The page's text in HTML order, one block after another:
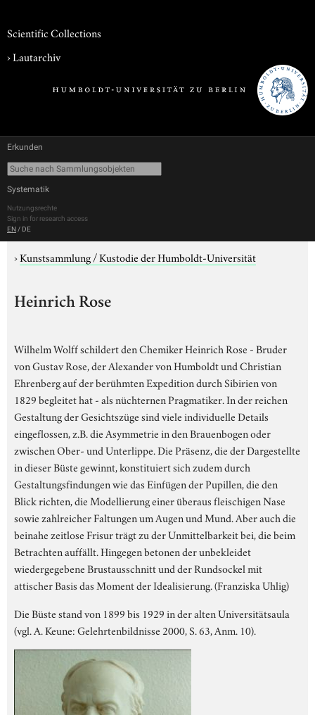
Scientific Collections
›Lautarchiv
Erkunden
Systematik
Nutzungsrechte
Sign in for research access
EN / DE
›Kunstsammlung / Kustodie der Humboldt-Universität
Heinrich Rose
Wilhelm Wolff schildert den Chemiker Heinrich Rose - Bruder
von Gustav Rose, der Alexander von Humboldt und Christian
Ehrenberg auf der berühmten Expedition durch Sibirien von
1829 begleitet hat - als nüchternen Pragmatiker. In der reichen
Gestaltung der Gesichtszüge sind viele individuelle Details
eingeflossen, z.B. die Asymmetrie in den Brauenbogen oder
zwischen Ober- und Unterlippe. Die Präsenz, die der Dargestellte
in dieser Büste gewinnt, konstituiert sich zudem durch
Gestaltungsfindungen wie das Einfügen der Pupillen, die den
Blick richten, die Modellierung einer überaus fleischigen Nase
sowie zahlreicher Faltungen um Augen und Mund. Aber auch die
beinahe zeitlose Frisur trägt zu der Unmittelbarkeit bei, die beim
Betrachten auffällt. Hingegen betonen der unbekleidet
wiedergegebene Brustausschnitt und der Rundsockel mit
attischer Basis das Moment der Idealisierung. (Franziska Uhlig)
Die Büste stand von 1899 bis 1929 in der alten Universitätsaula
(vgl. A. Keune: Gelehrtenbildnisse 2000, S. 63, Anm. 10).